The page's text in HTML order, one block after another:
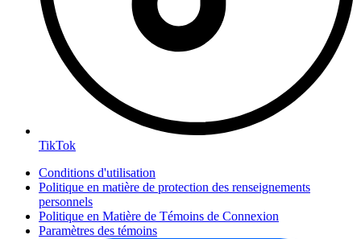
TikTok
Conditions d'utilisation
Politique en matière de protection des renseignements
personnels
Politique en Matière de Témoins de Connexion
Paramètres des témoins